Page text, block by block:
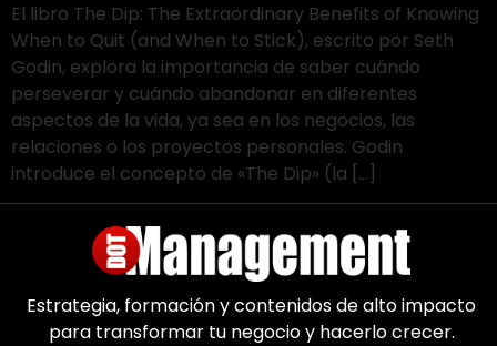
El libro The Dip: The Extraordinary Benefits of Knowing
When to Quit (and When to Stick), escrito por Seth
Godin, explora la importancia de saber cuándo
perseverar y cuándo abandonar en diferentes
aspectos de la vida, ya sea en los negocios, las
relaciones o los proyectos personales. Godin
introduce el concepto de «The Dip» (la […]
Estrategia, formación y contenidos de alto impacto
para transformar tu negocio y hacerlo crecer.